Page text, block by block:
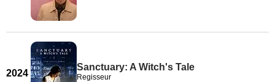
2024
Sanctuary: A Witch's Tale
Regisseur